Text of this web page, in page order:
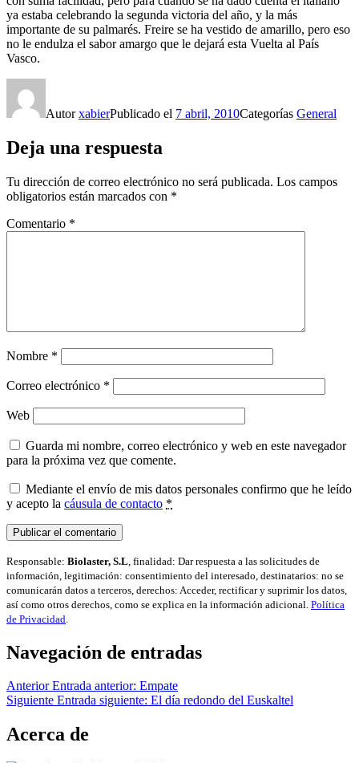
ya estaba celebrando la segunda victoria del año, y la más
importante de su palmarés. Freire se ha vestido de amarillo, pero eso
no le endulza el sabor amargo que le dejará esta Vuelta al País
Vasco.
AutorxabierPublicado el 7 abril, 2010Categorías General
Deja una respuesta
Tu dirección de correo electrónico no será publicada. Los campos
obligatorios están marcados con *
Comentario *
Nombre *
Correo electrónico *
Web
Guarda mi nombre, correo electrónico y web en este navegador
para la próxima vez que comente.
Mediante el envío de mis datos personales confirmo que he leído
y acepto la cáusula de contacto *
Responsable: Biolaster, S.L , finalidad: Dar respuesta a las solicitudes de
información, legitimación: consentimiento del interesado, destinatarios: no se
comunicarán datos a terceros, derechos: Acceder, rectificar y suprimir los datos,
así como otros derechos, como se explica en la información adicional. Política
de Privacidad
Navegación de entradas
Anterior Entrada anterior: Empate
Siguiente Entrada siguiente: El día redondo del Euskaltel
Acerca de